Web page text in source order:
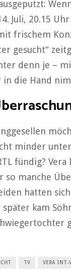
Juli, 20.15
frischem
gesucht“
denn je –
in die Hand
minder
fündig?
so manche
hatten
kam
TV VERA INT-